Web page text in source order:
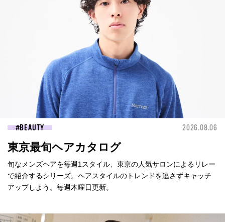
BEAUTY 2026.08.06
東京最旬ヘアカタログ
旬なメンズヘアを毎週1スタイル、東京の人気サロンによるリレー
で紹介するシリーズ。ヘアスタイルのトレンドを逃さずキャッチ
アップしよう。毎週木曜日更新。